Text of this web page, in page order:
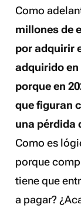
Como
millones de
por adquirir
adquirido en
porque en
que figuran
una pérdida
Como es
porque
tiene que
a pagar?